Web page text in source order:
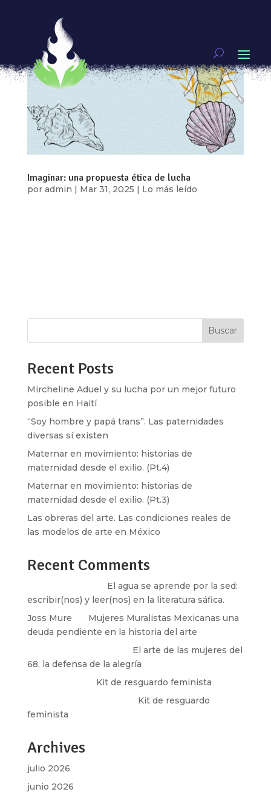
Imaginar: una propuesta ética de lucha
por admin | Mar 31, 2025 | Lo más leído
Buscar
Recent Posts
Mircheline Aduel y su lucha por un mejor futuro
posible en Haití
“Soy hombre y papá trans”. Las paternidades
diversas sí existen
Maternar en movimiento: historias de
maternidad desde el exilio. (Pt.4)
Maternar en movimiento: historias de
maternidad desde el exilio. (Pt.3)
Las obreras del arte. Las condiciones reales de
las modelos de arte en México
Recent Comments
El agua se aprende por la sed:
escribir(nos) y leer(nos) en la literatura sáfica.
Joss Mure
Mujeres Muralistas Mexicanas una
deuda pendiente en la historia del arte
El arte de las mujeres del
68, la defensa de la alegría
Kit de resguardo feminista
Kit de resguardo
feminista
Archives
julio 2026
junio 2026